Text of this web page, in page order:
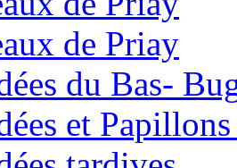
de Priay
du Bas-
et